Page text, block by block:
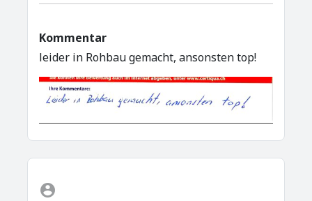
Kommentar
leider in Rohbau gemacht, ansonsten top!